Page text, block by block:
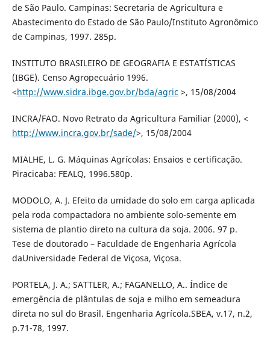
de São Paulo. Campinas: Secretaria de Agricultura e
Abastecimento do Estado de São Paulo/Instituto Agronômico
de Campinas, 1997. 285p.
INSTITUTO BRASILEIRO DE GEOGRAFIA E ESTATÍSTICAS
(IBGE). Censo Agropecuário 1996.
<http://www.sidra.ibge.gov.br/bda/agric >, 15/08/2004
INCRA/FAO. Novo Retrato da Agricultura Familiar (2000), <
http://www.incra.gov.br/sade/>, 15/08/2004
MIALHE, L. G. Máquinas Agrícolas: Ensaios e certificação.
Piracicaba: FEALQ, 1996.580p.
MODOLO, A. J. Efeito da umidade do solo em carga aplicada
pela roda compactadora no ambiente solo-semente em
sistema de plantio direto na cultura da soja. 2006. 97 p.
Tese de doutorado – Faculdade de Engenharia Agrícola
daUniversidade Federal de Viçosa, Viçosa.
PORTELA, J. A.; SATTLER, A.; FAGANELLO, A.. Índice de
emergência de plântulas de soja e milho em semeadura
direta no sul do Brasil. Engenharia Agrícola.SBEA, v.17, n.2,
p.71-78, 1997.